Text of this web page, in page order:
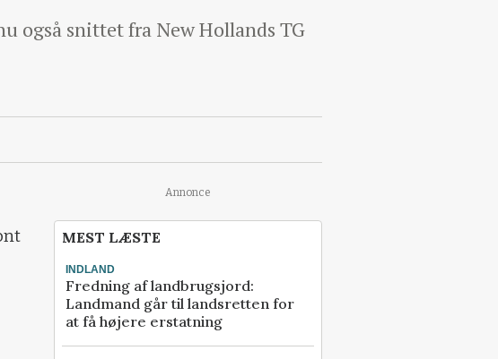
også snittet fra New Hollands TG
Annonce
MEST LÆSTE
INDLAND
Fredning af landbrugsjord:
Landmand går til landsretten for
at få højere erstatning